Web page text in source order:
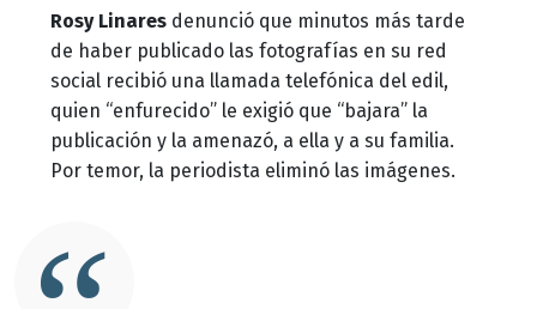
Rosy Linares denunció que minutos más tarde
de haber publicado las fotografías en su red
social recibió una llamada telefónica del edil,
quien “enfurecido” le exigió que “bajara” la
publicación y la amenazó, a ella y a su familia.
Por temor, la periodista eliminó las imágenes.